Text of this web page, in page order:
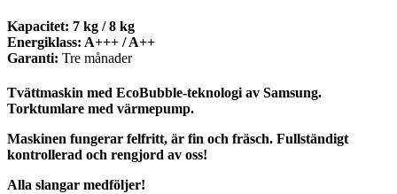
Kapacitet: 7 kg / 8 kg
Energiklass: A+++ / A++
Garanti: Tre månader
Tvättmaskin med EcoBubble-teknologi av Samsung.
Torktumlare med värmepump.
Maskinen fungerar felfritt, är fin och fräsch. Fullständigt
kontrollerad och rengjord av oss!
Alla slangar medföljer!